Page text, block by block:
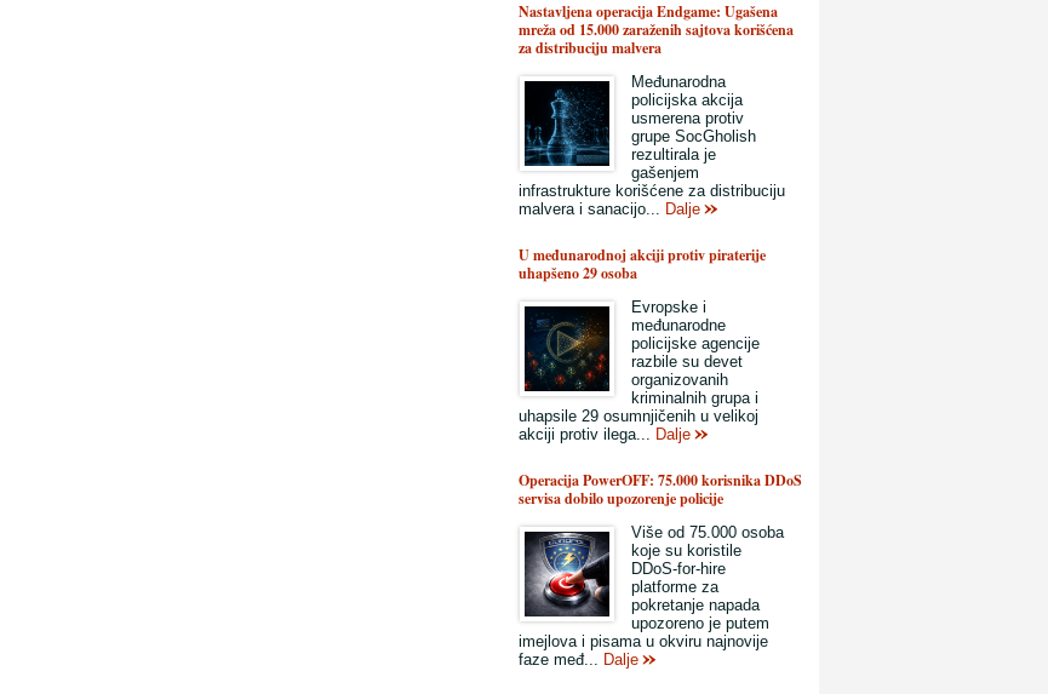
Nastavljena operacija Endgame: Ugašena
mreža od 15.000 zaraženih sajtova korišćena
za distribuciju malvera
Međunarodna
policijska akcija
usmerena protiv
grupe SocGholish
rezultirala je
gašenjem
infrastrukture korišćene za distribuciju
malvera i sanacijo... Dalje
U međunarodnoj akciji protiv piraterije
uhapšeno 29 osoba
Evropske i
međunarodne
policijske agencije
razbile su devet
organizovanih
kriminalnih grupa i
uhapsile 29 osumnjičenih u velikoj
akciji protiv ilega... Dalje
Operacija PowerOFF: 75.000 korisnika DDoS
servisa dobilo upozorenje policije
Više od 75.000 osoba
koje su koristile
DDoS-for-hire
platforme za
pokretanje napada
upozoreno je putem
imejlova i pisama u okviru najnovije
faze međ... Dalje